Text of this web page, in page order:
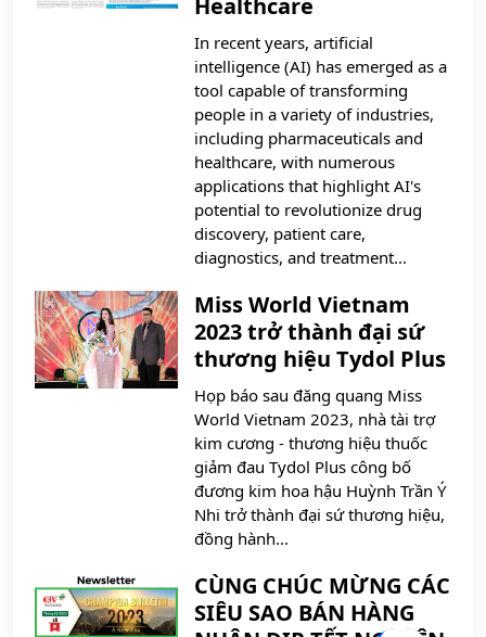
Healthcare
In recent years, artificial
intelligence (AI) has emerged as a
tool capable of transforming
people in a variety of industries,
including pharmaceuticals and
healthcare, with numerous
applications that highlight AI's
potential to revolutionize drug
discovery, patient care,
diagnostics, and treatment...
Miss World Vietnam
2023 trở thành đại sứ
thương hiệu Tydol Plus
Họp báo sau đăng quang Miss
World Vietnam 2023, nhà tài trợ
kim cương - thương hiệu thuốc
giảm đau Tydol Plus công bố
đương kim hoa hậu Huỳnh Trần Ý
Nhi trở thành đại sứ thương hiệu,
đồng hành...
CÙNG CHÚC MỪNG CÁC
SIÊU SAO BÁN HÀNG